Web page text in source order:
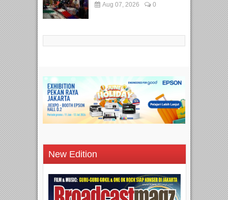
Aug 07, 2026 0
New Edition